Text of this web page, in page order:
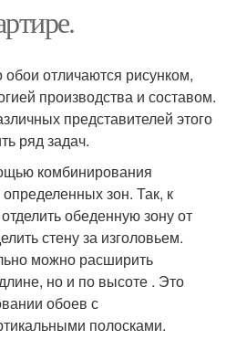
обои отличаются рисунком,
производства и составом.
представителей этого
ряд задач.
комбинирования
зон. Так, к
обеденную зону от
стену за изголовьем.
можно расширить
но и по высоте . Это
обоев с
полосками.